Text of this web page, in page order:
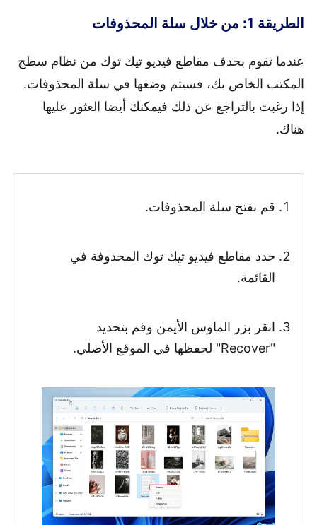
الطريقة 1: من خلال سلة المحذوفات
عندما تقوم بحذف مقاطع فيديو تيك توك من نظام سطح
المكتب الخاص بك، فسيتم وضعها في سلة المحذوفات.
إذا رغبت بالتراجع عن ذلك فيمكنك أيضا العثور عليها
هناك.
قم بفتح سلة المحذوفات.
حدد مقاطع فيديو تيك توك المحذوفة في
القائمة.
انقر بزر الماوس الأيمن وقم بتحديد
"Recover" لحفظها في الموقع الأصلي.